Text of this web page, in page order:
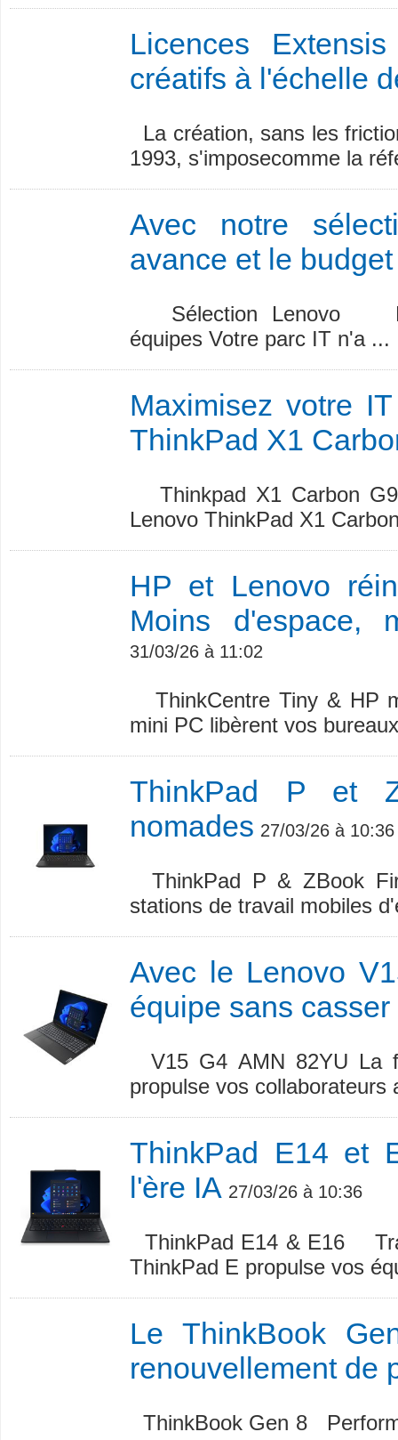
Licences
créatifs à l'échelle
La création, sans les
1993, s'imposecomme la
Avec notre
avance et le
Sélection Lenovo
équipes Votre parc IT n'a ...
Maximisez votre
ThinkPad X1
Thinkpad X1 Carbon
Lenovo ThinkPad X1
HP et Lenovo
Moins d'espace,
31/03/26 à 11:02
ThinkCentre Tiny & HP
mini PC libèrent vos
ThinkPad P et
nomades 27/03/26 à 10:36
ThinkPad P & ZBook
stations de travail mobiles
Avec le Lenovo
équipe sans
V15 G4 AMN 82YU La
propulse vos
ThinkPad E14 et
l'ère IA 27/03/26 à 10:36
ThinkPad E14 & E16
ThinkPad E propulse vos
Le ThinkBook
renouvellement de
ThinkBook Gen 8